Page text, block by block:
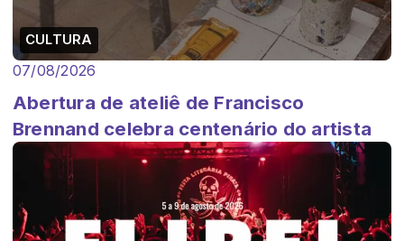
CULTURA
07/08/2026
Abertura de ateliê de Francisco
Brennand celebra centenário do artista